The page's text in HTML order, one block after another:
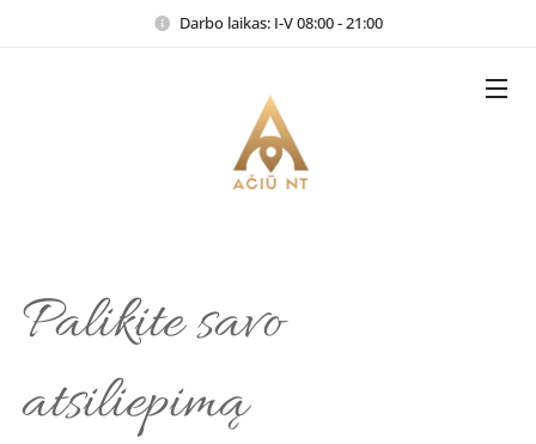
Darbo laikas: I-V 08:00 - 21:00
Palikite savo
atsiliepimą